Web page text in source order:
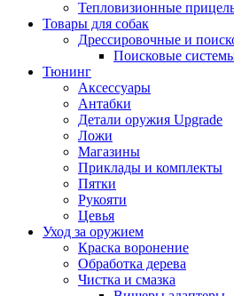
Тепловизионные
Товары для собак
Дрессировочные и
Поисковые
Тюнинг
Аксессуары
Антабки
Детали оружия Upgrade
Ложи
Магазины
Приклады и комплекты
Пятки
Рукояти
Цевья
Уход за оружием
Краска воронение
Обработка дерева
Чистка и смазка